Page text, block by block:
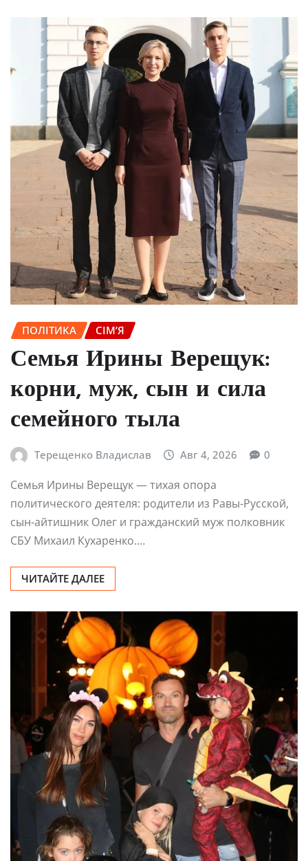
ПОЛІТИКА СІМ’Я
Семья Ирины Верещук:
корни, муж, сын и сила
семейного тыла
Терещенко Владислав Авг 4, 2026 0
Семья Ирины Верещук — тихая опора
политического деятеля: родители из Равы-Русской,
сын-айтишник Олег и гражданский муж полковник
СБУ Михаил Кухаренко.…
ЧИТАЙТЕ ДАЛЕЕ